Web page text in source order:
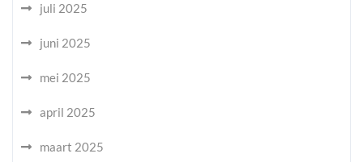
juli 2025
juni 2025
mei 2025
april 2025
maart 2025